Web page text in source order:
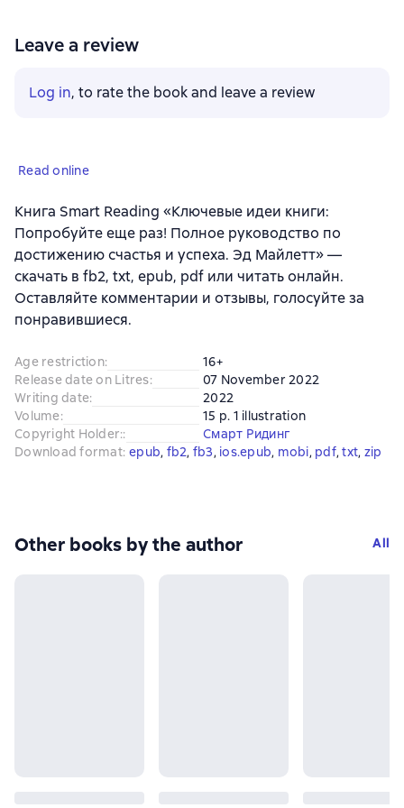
Leave a review
Log in, to rate the book and leave a review
Read online
Книга Smart Reading «Ключевые идеи книги:
Попробуйте еще раз! Полное руководство по
достижению счастья и успеха. Эд Майлетт» —
скачать в fb2, txt, epub, pdf или читать онлайн.
Оставляйте комментарии и отзывы, голосуйте за
понравившиеся.
Age restriction:
16+
Release date on Litres:
07 November 2022
Writing date:
2022
Volume:
15 p. 1 illustration
Copyright Holder::
Смарт Ридинг
Download format: epub, fb2, fb3, ios.epub, mobi, pdf, txt, zip
Other books by the author All